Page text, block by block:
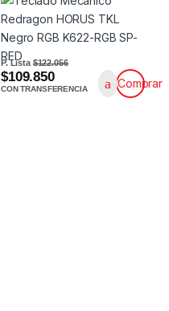
P. Lista$122.056
$109.850
CON TRANSFERENCIA Comprar